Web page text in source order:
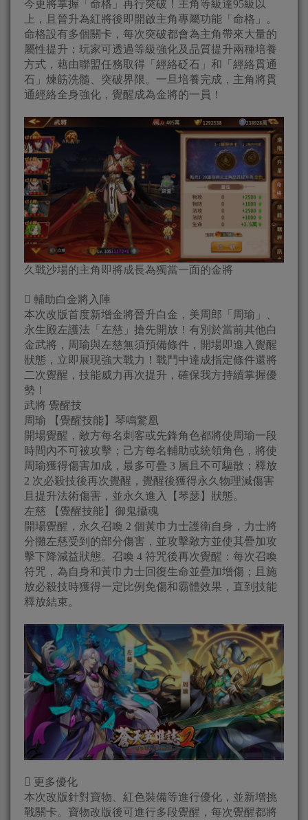
今更將掌握「命格」再行突破！主角等級達95級以
上，且晉升為紅將後即開啟主角專屬功能「命格」。
命格設有多個關卡，每次突破都會為主角帶來大量的
屬性提升；玩家可透過等級強化及品質提升兩種培養
方式，藉由聯盟任務取得「經絡砭石」和「經絡貫通
石」煉筋洗髓、突破界限。一旦培養完成，主角將貫
通經絡全身強化，覺醒成為金將的一員！
久戰沙場的主角即將成長為獨當一面的金將
 輔助白金將入陣
本次改版首度新增金將晉升白金，美周郎「周瑜」、
永生殿左護法「左慈」搶先開放！有別於當前其他白
金武將，周瑜與左慈無須預備條件，開場即進入覺醒
狀態，立即展現強大戰力！戰鬥中達成指定條件還將
二次覺醒，技能威力再次提升，確保我方持續掌握優
勢！
武將 覺醒技
周瑜 【覺醒技能】琴鳴驚凰
開場覺醒，敵方每名刺客或先鋒角色都將使周瑜一段
時間內不可被攻擊；己方每名輔助或統領角色，將使
周瑜獲得傷害加成，最多可疊 3 層且不可驅散；釋放
2 次必殺技後再次覺醒，覺醒後獲得永久物理減傷害
且提升法術傷害，並永久進入【琴瑟】狀態。
左慈 【覺醒技能】御鬼攝魂
開場覺醒，永久召喚 2 個黃巾力士護衛自身，力士將
分攤左慈受到的部分傷害，並攻擊敵方並使其疊加攻
擊下降減益狀態。召喚 4 符咒後再次覺醒：每次召喚
符咒，為自身和黃巾力士回復生命並疊加增傷；且施
放必殺技時獲得一定比例免傷和霸體效果，直到技能
釋放結束。
 更多優化
本次改版針對寶物、紅色裝備等進行優化，並新增挑
戰關卡。寶物改版後可進行多段覺醒，每次覺醒都將